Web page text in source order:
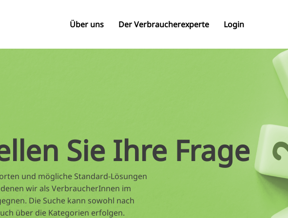
Über uns Der Verbraucherexperte Login
Sie Ihre Frage
und mögliche Standard-Lösungen
wir als VerbraucherInnen im
Die Suche kann sowohl nach
über die Kategorien erfolgen.